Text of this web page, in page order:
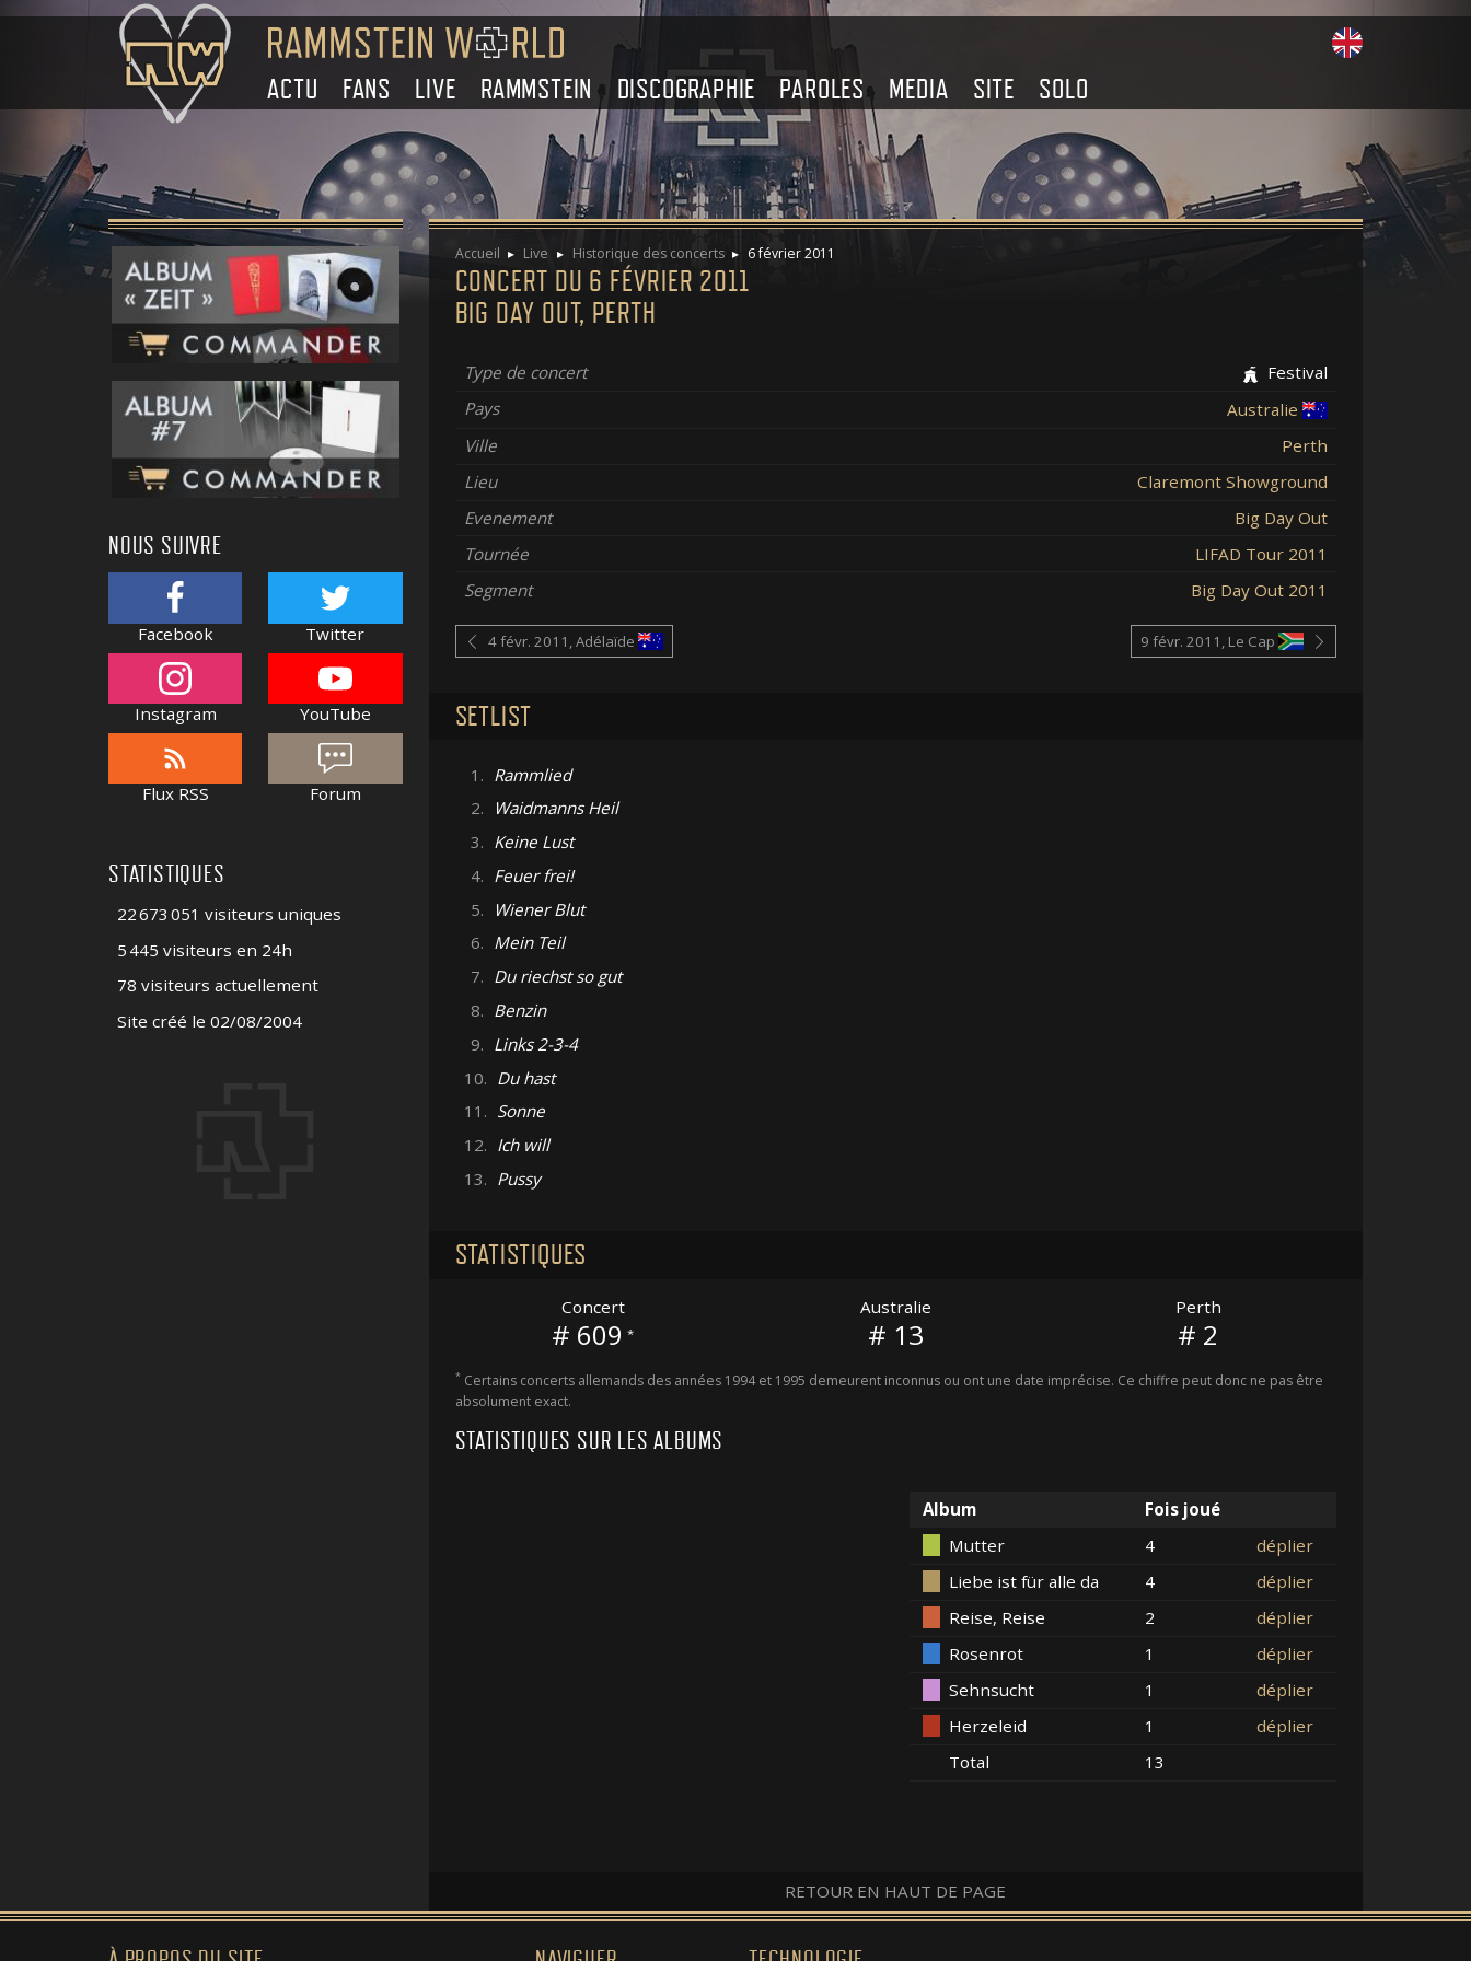
ACTU FANS LIVE RAMMSTEIN DISCOGRAPHIE PAROLES MEDIA SITE SOLO
Accueil Live Historique des concerts 6 février 2011
CONCERT DU 6 FÉVRIER 2011
BIG DAY OUT, PERTH
Type de concert
Festival
Pays
Australie
Ville
Perth
Lieu
Claremont Showground
Evenement
Big Day Out
Tournée
LIFAD Tour 2011
Segment
Big Day Out 2011
4 févr. 2011, Adélaïde 9 févr. 2011, Le Cap
SETLIST
1. Rammlied
2.
Waidmanns Heil
3. Keine Lust
4. Feuer frei!
5.
Wiener Blut
6. Mein Teil
7. Du riechst so gut
8. Benzin
9. Links 2-3-4
10. Du hast
11. Sonne
12. Ich will
13. Pussy
STATISTIQUES
Concert
# 609 *
Australie
# 13
Perth
# 2
*Certains concerts allemands des années 1994 et 1995 demeurent inconnus ou ont une date imprécise. Ce chiffre peut donc ne pas être
absolument exact.
STATISTIQUES SUR LES ALBUMS
Album
Fois joué
Mutter
4
déplier
Liebe ist für alle da
4
déplier
Reise, Reise
2
déplier
Rosenrot
1
déplier
Sehnsucht
1
déplier
Herzeleid
1
déplier
Total
13
RETOUR EN HAUT DE PAGE
NOUS SUIVRE
Facebook Twitter
Instagram YouTube
Flux RSS Forum
STATISTIQUES
22 673 051 visiteurs uniques
5 445 visiteurs en 24h
78 visiteurs actuellement
Site créé le 02/08/2004